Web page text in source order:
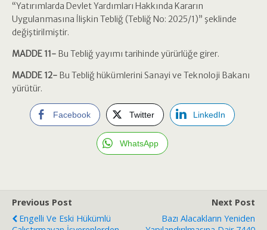
“Yatırımlarda Devlet Yardımları Hakkında Kararın
Uygulanmasına İlişkin Tebliğ (Tebliğ No: 2025/1)” şeklinde
değiştirilmiştir.
MADDE 11- Bu Tebliğ yayımı tarihinde yürürlüğe girer.
MADDE 12- Bu Tebliğ hükümlerini Sanayi ve Teknoloji Bakanı
yürütür.
Facebook Twitter LinkedIn
WhatsApp
Previous Post
Engelli Ve Eski Hükümlü
Next Post
Bazı Alacakların Yeniden